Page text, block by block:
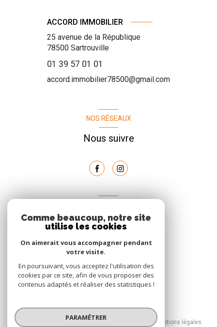
ACCORD IMMOBILIER
25 avenue de la République
78500 Sartrouville
01 39 57 01 01
accord.immobilier78500@gmail.com
NOS RÉSEAUX
Nous suivre
clients
© 2026 | Tous droits réservés
Mentions légales
Comme beaucoup, notre site
utilise les cookies
On aimerait vous accompagner pendant
votre visite.
En poursuivant, vous acceptez l'utilisation des
cookies par ce site, afin de vous proposer des
contenus adaptés et réaliser des statistiques !
PARAMÉTRER